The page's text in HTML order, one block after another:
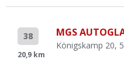
38
20,9 km
MGS
Königskamp 20,